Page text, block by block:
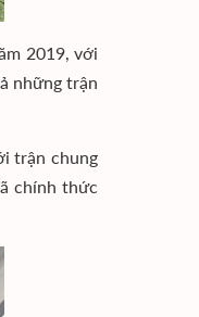
2019, với
những trận
trận chung
chính thức